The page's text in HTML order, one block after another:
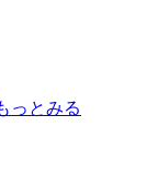
っとみる